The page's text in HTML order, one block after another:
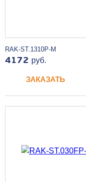
RAK-ST.1310P-M
4172 руб.
ЗАКАЗАТЬ